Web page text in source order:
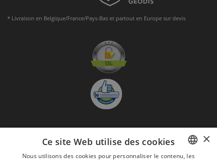
* Livraison en Belgique/France/Pays-Bas et partout en Europe sur devis
S'abonner à la Newsletter ×
Ce site Web utilise des cookies
Nous utilisons des cookies pour personnaliser le contenu, les